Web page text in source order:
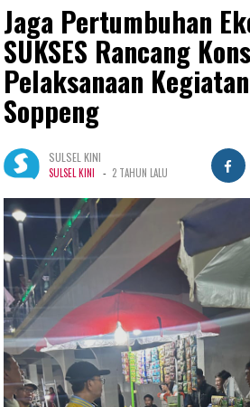
Jaga Pertumbuhan
SUKSES Rancang
Pelaksanaan
Soppeng
SULSEL KINI
SULSEL KINI - 2 TAHUN LALU